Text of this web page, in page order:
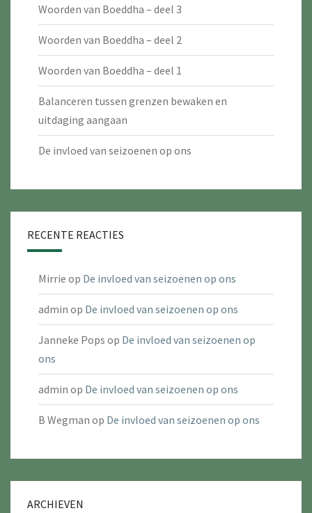
Woorden van Boeddha – deel 3
Woorden van Boeddha – deel 2
Woorden van Boeddha – deel 1
Balanceren tussen grenzen bewaken en
uitdaging aangaan
De invloed van seizoenen op ons
RECENTE REACTIES
Mirrie op De invloed van seizoenen op ons
admin op De invloed van seizoenen op ons
Janneke Pops op De invloed van seizoenen op
ons
admin op De invloed van seizoenen op ons
B Wegman op De invloed van seizoenen op ons
ARCHIEVEN